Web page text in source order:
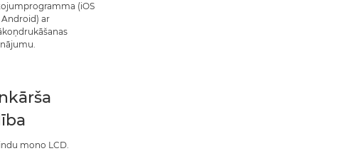
(iOS
Android) ar
mono LCD.